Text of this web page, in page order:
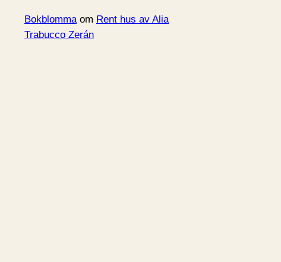
Bokblommaom Rent hus av Alia
Trabucco Zerán